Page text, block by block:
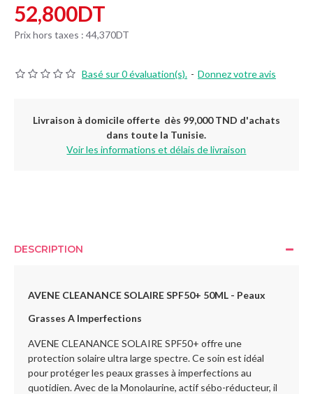
Basé sur 0 évaluation(s). - Donnez votre avis
52,800DT
Prix hors taxes : 44,370DT
Livraison à domicile offerte dès 99,000 TND d'achats
dans toute la Tunisie.
Voir les informations et délais de livraison
DESCRIPTION
AVENE CLEANANCE SOLAIRE SPF50+ 50ML - Peaux
Grasses A Imperfections
AVENE CLEANANCE SOLAIRE SPF50+ offre une
protection solaire ultra large spectre. Ce soin est idéal
pour protéger les peaux grasses à imperfections au
quotidien. Avec de la Monolaurine, actif sébo-réducteur, il